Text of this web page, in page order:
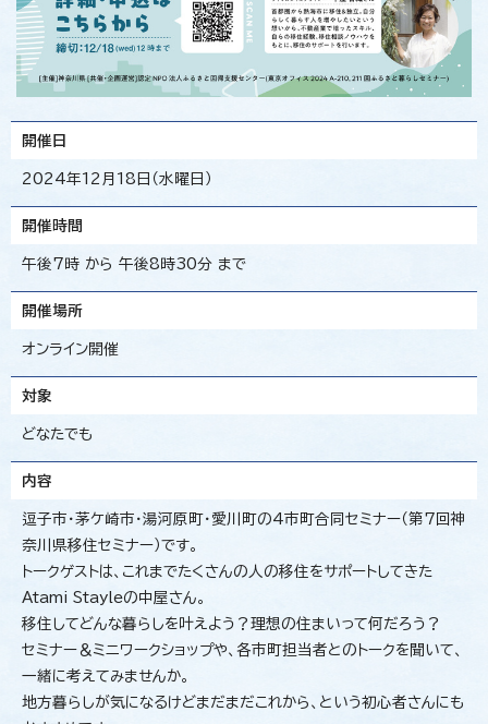
開催日
2024年12月18日（水曜日）
開催時間
午後7時 から 午後8時30分 まで
開催場所
オンライン開催
対象
どなたでも
内容
逗子市・茅ケ崎市・湯河原町・愛川町の4市町合同セミナー（第7回神
奈川県移住セミナー）です。
トークゲストは、これまでたくさんの人の移住をサポートしてきた
Atami Stayleの中屋さん。
移住してどんな暮らしを叶えよう？理想の住まいって何だろう？
セミナー＆ミニワークショップや、各市町担当者とのトークを聞いて、
一緒に考えてみませんか。
地方暮らしが気になるけどまだまだこれから、という初心者さんにも